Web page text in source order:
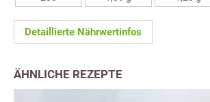
Detaillierte Nährwertinfos
ÄHNLICHE REZEPTE